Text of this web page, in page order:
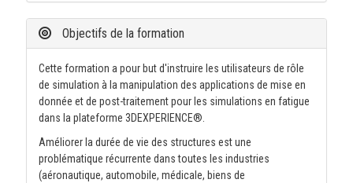
Objectifs de la formation
Cette formation a pour but d'instruire les utilisateurs de rôle
de simulation à la manipulation des applications de mise en
donnée et de post-traitement pour les simulations en fatigue
dans la plateforme 3DEXPERIENCE®.
Améliorer la durée de vie des structures est une
problématique récurrente dans toutes les industries
(aéronautique, automobile, médicale, biens de